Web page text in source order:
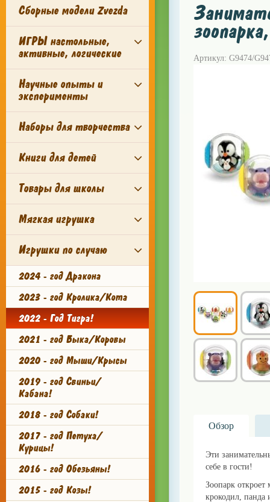
Сборные модели Zvezda
ИГРЫ настольные,
активные, логические
Научные опыты и
эксперименты
Наборы для творчества
Книги для детей
Товары для школы
Мягкая игрушка
Игрушки по случаю
2024 - год Дракона
2023 - год Кролика/Кота
2022 - Год Тигра!
2021 - год Быка/Коровы
2020 - год Мыши/Крысы
2019 - год Свиньи/
Кабана!
2018 - год Собаки!
2017 - год Петуха/
Курицы!
2016 - год Обезьяны!
2015 - год Козы!
Артикул: G9474/
Обзор
Эти
себе в гости!
Зоопарк
крокодил, панда